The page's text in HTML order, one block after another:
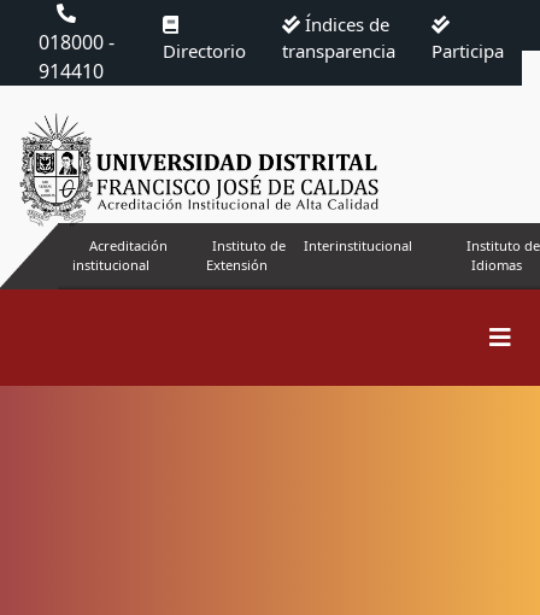
018000 -
914410
Directorio
Índices de
transparencia
Participa
Acreditación
institucional
Instituto de
Extensión
Interinstitucional
Instituto de
Idiomas